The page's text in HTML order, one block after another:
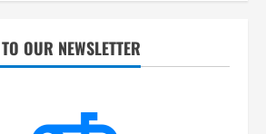
OUR NEWSLETTER